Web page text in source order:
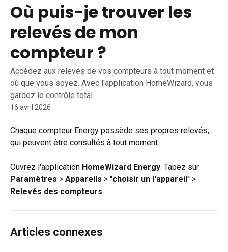
Où puis-je trouver les
relevés de mon
compteur ?
Accédez aux relevés de vos compteurs à tout moment et
où que vous soyez. Avec l'application HomeWizard, vous
gardez le contrôle total.
16 avril 2026
Chaque compteur Energy possède ses propres relevés,
qui peuvent être consultés à tout moment.
Ouvrez l'application HomeWizard Energy. Tapez sur
Paramètres > Appareils > ''choisir un l'appareil '' >
Relevés des compteurs.
Articles connexes